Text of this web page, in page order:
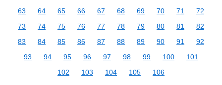
63
64 65 66 67 68 69 70 71
72
73
74 75 76 77 78 79 80 81
82
83
84 85 86 87 88 89 90 91
92
93
94 95 96 97 98 99 100
101
102
103 104 105 106